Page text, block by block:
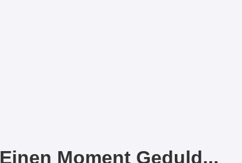
Einen Moment Geduld...